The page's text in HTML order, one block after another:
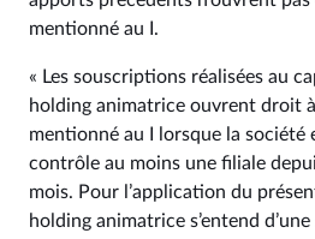
mentionné au I.
« Les souscriptions réalisées au
holding animatrice ouvrent droit à
mentionné au I lorsque la société
contrôle au moins une filiale
mois. Pour l’application du
holding animatrice s’entend